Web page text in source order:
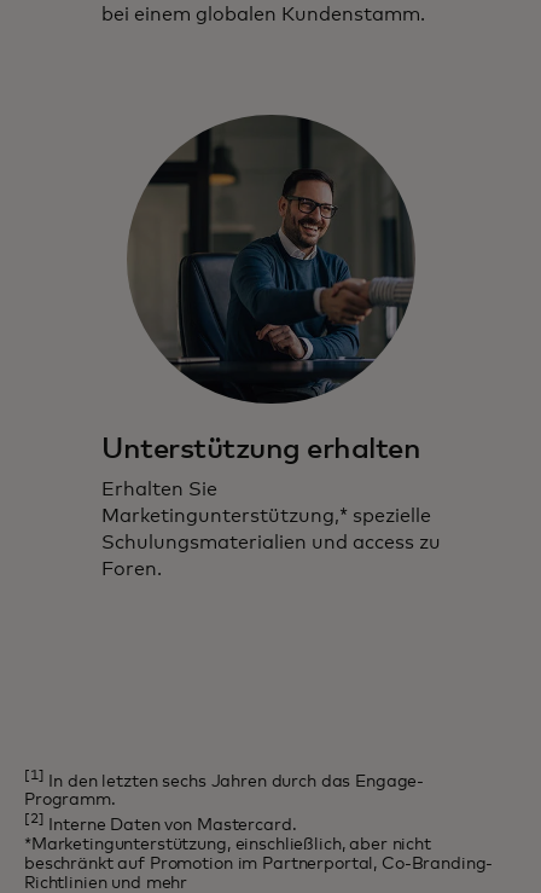
bei einem globalen Kundenstamm.
Unterstützung erhalten
Erhalten Sie
Marketingunterstützung,* spezielle
Schulungsmaterialien und access zu
Foren.
[1]
In den letzten sechs Jahren durch das Engage-
Programm.
[2]
Interne Daten von Mastercard.
*Marketingunterstützung, einschließlich, aber nicht
beschränkt auf Promotion im Partnerportal, Co-Branding-
Richtlinien und mehr